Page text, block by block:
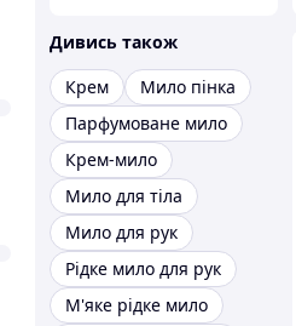
Дивись також
Крем
Мило пінка
Парфумоване мило
Крем-мило
Мило для тіла
Мило для рук
Рідке мило для рук
М'яке рідке мило